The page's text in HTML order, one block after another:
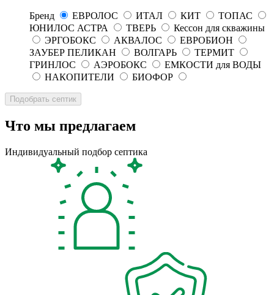
Бренд ЕВРОЛОС ИТАЛ КИТ
ТОПАС
ЮНИЛОС АСТРА
ТВЕРЬ
Кессон для скважины
ЭРГОБОКС
АКВАЛОС
ЕВРОБИОН
ЗАУБЕР ПЕЛИКАН
ВОЛГАРЬ
ТЕРМИТ
ГРИНЛОС
АЭРОБОКС
ЕМКОСТИ для ВОДЫ
НАКОПИТЕЛИ
БИОФОР
Что мы предлагаем
Индивидуальный подбор септика